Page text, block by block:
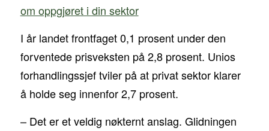
om oppgjøret i din sektor
I år landet frontfaget 0,1 prosent under den
forventede prisveksten på 2,8 prosent. Unios
forhandlingssjef tviler på at privat sektor klarer
å holde seg innenfor 2,7 prosent.
– Det er et veldig nøkternt anslag. Glidningen